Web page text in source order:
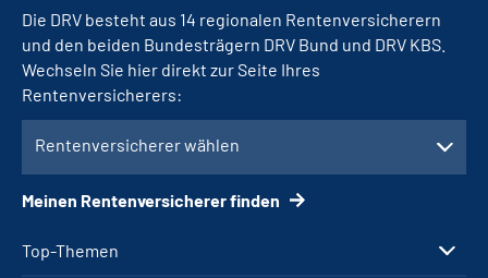
Top-Themen
Die DRV besteht aus 14 regionalen Rentenversicherern
und den beiden Bundesträgern DRV Bund und DRV KBS.
Wechseln Sie hier direkt zur Seite Ihres
Rentenversicherers:
Rentenversicherer wählen
Meinen Rentenversicherer finden